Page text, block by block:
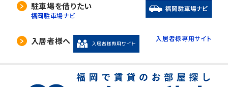
駐車場を借りたい
福岡駐車場ナビ
入居者様へ 入居者様専用サイト